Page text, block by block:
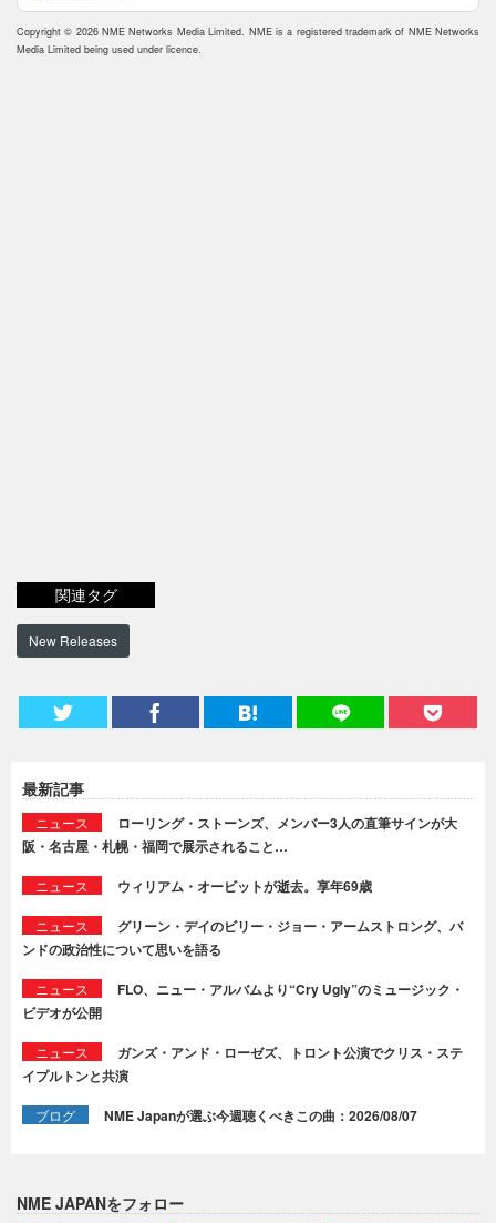
Copyright © 2026 NME Networks Media Limited. NME is a registered trademark of NME Networks
Media Limited being used under licence.
関連タグ
New Releases
最新記事
ニュース
ローリング・ストーンズ、メンバー3人の直筆サインが大
阪・名古屋・札幌・福岡で展示されること…
ニュース ウィリアム・オービットが逝去。享年69歳
ニュース
グリーン・デイのビリー・ジョー・アームストロング、バ
ンドの政治性について思いを語る
ニュース
FLO、ニュー・アルバムより“Cry Ugly”のミュージック・
ビデオが公開
ニュース
ガンズ・アンド・ローゼズ、トロント公演でクリス・ステ
イプルトンと共演
ブログ NME Japanが選ぶ今週聴くべきこの曲：2026/08/07
NME JAPANをフォロー